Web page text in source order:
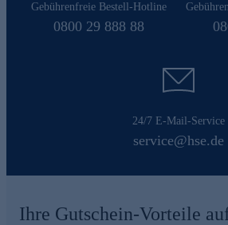
Gebührenfreie Bestell-Hotline
0800 29 888 88
24/7 E-Mail-Service
service@hse.de
Ihre Gutschein-Vorteile